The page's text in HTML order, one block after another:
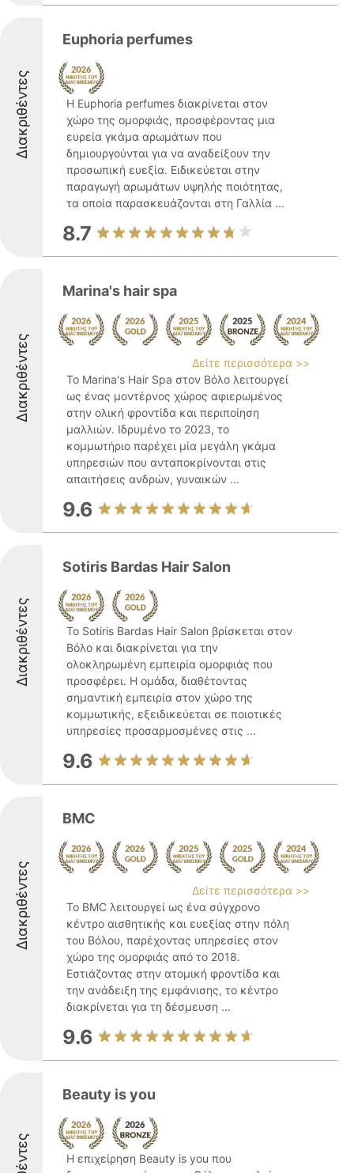
Διακριθέντες
Euphoria perfumes
Η Euphoria perfumes διακρίνεται στον
χώρο της ομορφιάς, προσφέροντας μια
ευρεία γκάμα αρωμάτων που
δημιουργούνται για να αναδείξουν την
προσωπική ευεξία. Ειδικεύεται στην
παραγωγή αρωμάτων υψηλής ποιότητας,
τα οποία παρασκευάζονται στη Γαλλία ...
8.7
Διακριθέντες
Marina's hair spa
Δείτε περισσότερα >>
Το Marina's Hair Spa στον Βόλο λειτουργεί
ως ένας μοντέρνος χώρος αφιερωμένος
στην ολική φροντίδα και περιποίηση
μαλλιών. Ιδρυμένο το 2023, το
κομμωτήριο παρέχει μία μεγάλη γκάμα
υπηρεσιών που ανταποκρίνονται στις
απαιτήσεις ανδρών, γυναικών ...
9.6
Διακριθέντες
Sotiris Bardas Hair Salon
Το Sotiris Bardas Hair Salon βρίσκεται στον
Βόλο και διακρίνεται για την
ολοκληρωμένη εμπειρία ομορφιάς που
προσφέρει. Η ομάδα, διαθέτοντας
σημαντική εμπειρία στον χώρο της
κομμωτικής, εξειδικεύεται σε ποιοτικές
υπηρεσίες προσαρμοσμένες στις ...
9.6
Διακριθέντες
BMC
Δείτε περισσότερα >>
Το BMC λειτουργεί ως ένα σύγχρονο
κέντρο αισθητικής και ευεξίας στην πόλη
του Βόλου, παρέχοντας υπηρεσίες στον
χώρο της ομορφιάς από το 2018.
Εστιάζοντας στην ατομική φροντίδα και
την ανάδειξη της εμφάνισης, το κέντρο
διακρίνεται για τη δέσμευση ...
9.6
Beauty is you
Η επιχείρηση Beauty is you που